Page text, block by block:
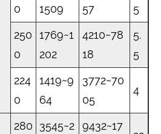
0
1509
57
5
250
0
1769~1
202
4210~78
18
5.
5
224
0
1419~9
64
3772~70
05
4
280
3545~2
9432~17